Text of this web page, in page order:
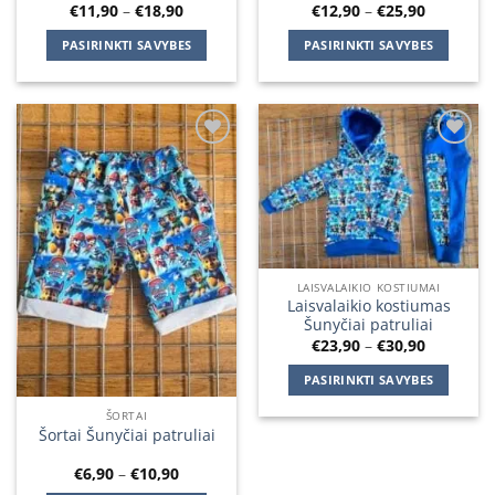
€11,90 – €18,90Price
€11,90
through
€18,90
PASIRINKTI SAVYBES
has
multiple
variants.
The
options
may
be
chosen
on
the
product
page
€12,90 – €25,90Price
€12,90
through
€25,90
PASIRINKTI SAVYBES
has
multiple
variants.
The
options
may
be
chosen
on
the
product
page
Add to
wishlist
ŠORTAI
Šortai Šunyčiai patruliai
€6,90 – €10,90Price
Add to
wishlist
LAISVALAIKIO KOSTIUMAI
Laisvalaikio kostiumas
Šunyčiai patruliai
€23,90 – €30,90Price
€23,90
through
€30,90
PASIRINKTI SAVYBES